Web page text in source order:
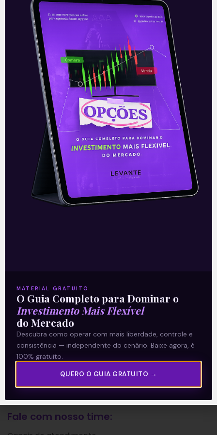
Corrida no Senado
A corrida pela presidência do Senado
ainda continua bastante indefinida, mas
vai se afunilando entre dois polos: de um
lado o MDB quer promover uma
Leia mais
08/01/2021
Política de Privacidade
Explore
Artigos
E Eu Com Isso?
Vídeos no Youtube
Manuais de Investimento
Fale com nosso time:
MATERIAL GRATUITO
O Guia Completo para Dominar o
Investimento Mais Flexível
do Mercado
Descubra como operar com mais liberdade, controle e
consistência — independente do cenário. Baixe agora, é
100% gratuito.
QUERO O GUIA GRATUITO →